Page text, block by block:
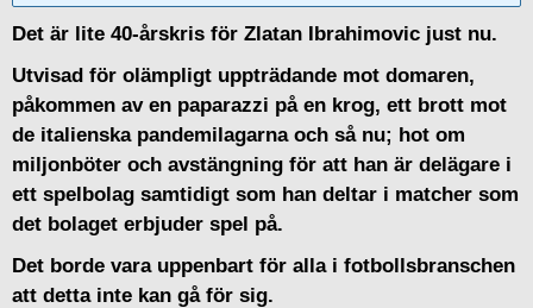
Det är lite 40-årskris för Zlatan Ibrahimovic just nu.
Utvisad för olämpligt uppträdande mot domaren,
påkommen av en paparazzi på en krog, ett brott mot
de italienska pandemilagarna och så nu; hot om
miljonböter och avstängning för att han är delägare i
ett spelbolag samtidigt som han deltar i matcher som
det bolaget erbjuder spel på.
Det borde vara uppenbart för alla i fotbollsbranschen
att detta inte kan gå för sig.